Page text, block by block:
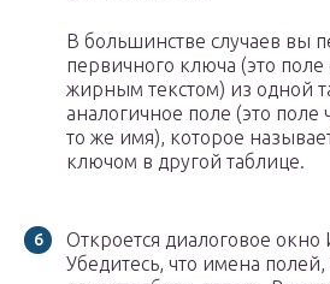
В большинстве случаев вы
первичного ключа (это поле
жирным текстом) из одной
аналогичное поле (это поле
то же имя), которое
ключом в другой таблице.
Откроется диалоговое
Убедитесь, что имена